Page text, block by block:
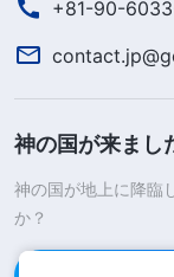
+81-90-
神の国が来まし
神の国が地上に降臨
か？